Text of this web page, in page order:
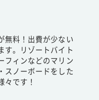
無料！出費が少ない
す。リゾートバイト
フィンなどのマリン
スノーボードをした
々です！